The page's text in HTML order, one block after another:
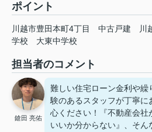
ポイント
川越市豊田本町4丁目 中古戸建 川
学校
大東中学校
担当者のコメント
鎗田 亮佑
難しい住宅ローン金利や繰
験のあるスタッフが丁寧
心ください！『不動産会
いいか分からない』、そ